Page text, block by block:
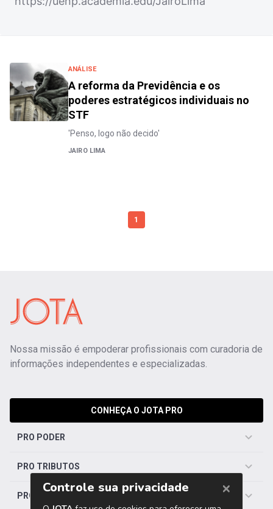
ANÁLISE
A reforma da Previdência e os
poderes estratégicos individuais no
STF
'Penso, logo não decido'
JAIRO LIMA
1
Nossa missão é empoderar profissionais com curadoria de
informações independentes e especializadas.
CONHEÇA O JOTA PRO
PRO PODER
PRO TRIBUTOS
PRO TRABALHISTA